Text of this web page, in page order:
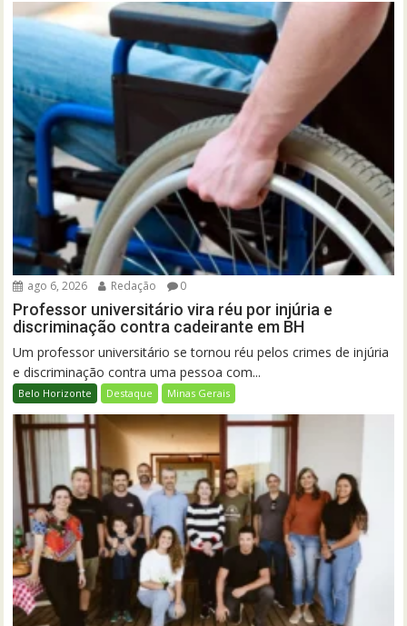
ago 6, 2026 Redação 0
Professor universitário vira réu por injúria e
discriminação contra cadeirante em BH
Um professor universitário se tornou réu pelos crimes de injúria
e discriminação contra uma pessoa com...
Belo Horizonte Destaque Minas Gerais